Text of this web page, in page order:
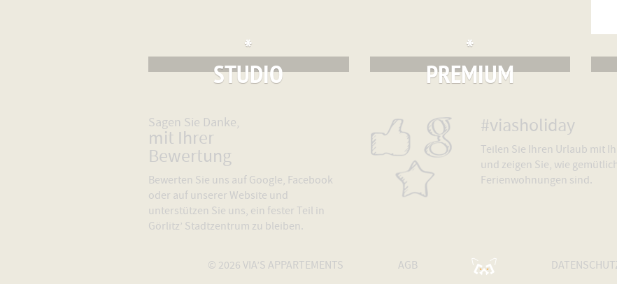
*
STUDIO
*
PREMIUM
Sagen Sie Danke,
mit Ihrer
Bewertung
Bewerten Sie uns auf Google, Facebook
oder auf unserer Website und
unterstützen Sie uns, ein fester Teil in
Görlitz’ Stadtzentrum zu bleiben.
#viasholiday
Teilen Sie Ihren Urlaub mit
und zeigen Sie, wie
Ferienwohnungen sind.
© 2026 VIA’S APPARTEMENTS AGB
TECHNISCHE